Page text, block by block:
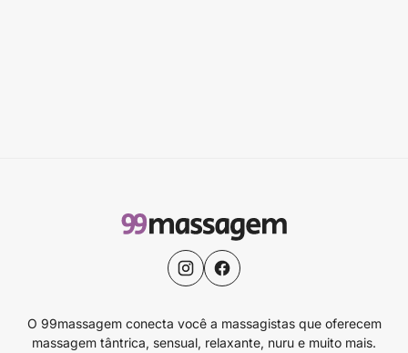
O 99massagem conecta você a massagistas que oferecem
massagem tântrica, sensual, relaxante, nuru e muito mais.